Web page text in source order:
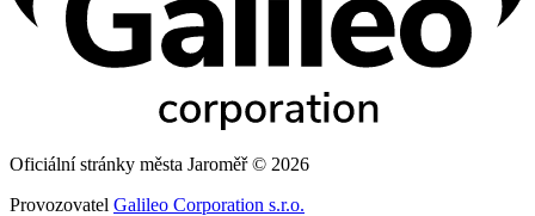
Oficiální stránky města Jaroměř © 2026
Provozovatel Galileo Corporation s.r.o.